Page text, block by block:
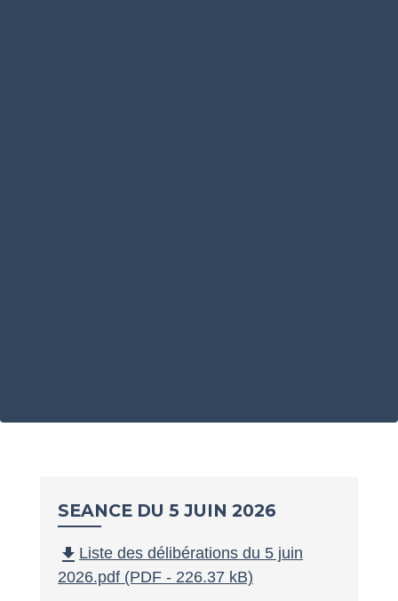
SEANCE DU 5 JUIN 2026
file_download Liste des délibérations du 5 juin
2026.pdf (PDF - 226.37 kB)